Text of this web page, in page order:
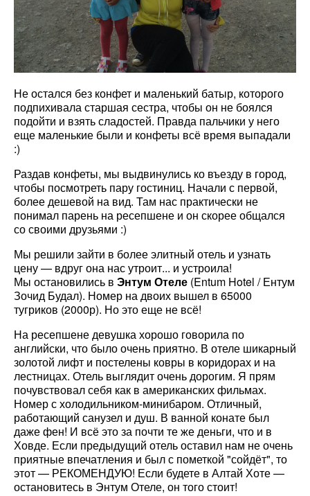
Не остался без конфет и маленький батыр, которого
подпихивала старшая сестра, чтобы он не боялся
подойти и взять сладостей. Правда пальчики у него
еще маленькие были и конфеты всё время выпадали
:)
Раздав конфеты, мы выдвинулись ко въезду в город,
чтобы посмотреть пару гостиниц. Начали с первой,
более дешевой на вид. Там нас практически не
понимал парень на ресепшене и он скорее общался
со своими друзьями :)
Мы решили зайти в более элитный отель и узнать
цену — вдруг она нас утроит... и устроила!
Мы остановились в Энтум Отеле (Entum Hotel / Ентум
Зочид Будал). Номер на двоих вышел в 65000
тугриков (2000р). Но это еще не всё!
На ресепшене девушка хорошо говорила по
английски, что было очень приятно. В отеле шикарный
золотой лифт и постелены ковры в коридорах и на
лестницах. Отель выглядит очень дорогим. Я прям
почувствовал себя как в американских фильмах.
Номер с холодильником-минибаром. Отличный,
работающий санузел и душ. В ванной конате был
даже фен! И всё это за почти те же деньги, что и в
Ховде. Если предыдущий отель оставил нам не очень
приятные впечатления и был с пометкой "сойдёт", то
этот — РЕКОМЕНДУЮ! Если будете в Алтай Хоте —
остановитесь в Энтум Отеле, он того стоит!